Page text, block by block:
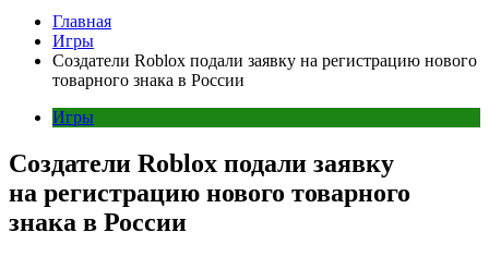
Главная
Игры
Создатели Roblox подали заявку на регистрацию нового
товарного знака в России
Игры
Создатели Roblox подали заявку
на регистрацию нового товарного
знака в России